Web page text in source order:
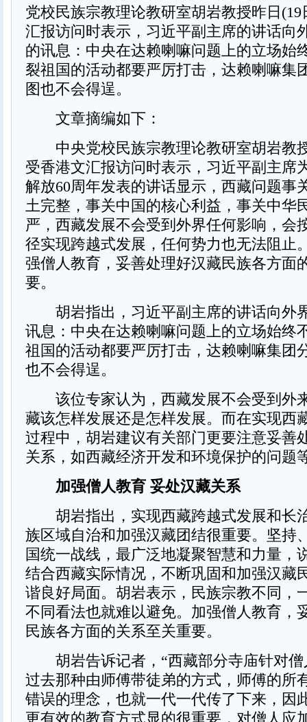
党校民族宗教理论教研室胡岩教授昨日
汇报访问时表示，习近平副主席的讲话向
的讯息：中央在达赖喇嘛问题上的立场始
裂祖国的活动都要严厉打击，达赖喇嘛集
图也不会得逞。
文章摘编如下：
中央党校民族宗教理论教研室胡岩教
受香港文汇报访问时表示，习近平副主席
解放60周年发表的讲话显示，西藏问题事
土完整，事关中国的核心利益，事关中华
严，西藏发展不会受到外界任何影响，会
径实现跨越式发展，任何势力也无法阻止
强僧人教育，妥善处理好汉藏民族各方面
要。
胡岩指出，习近平副主席的讲话向外
讯息：中央在达赖喇嘛问题上的立场始终
祖国的活动都要严厉打击，达赖喇嘛集团
也不会得逞。
该位专家认为，西藏发展不会受到外
藏该怎样发展还是怎样发展。而在实现西
过程中，胡岩建议有关部门更要注意妥善
关系，如西藏经济开发和环境保护的问题
加强僧人教育 妥处汉藏关系
胡岩指出，实现西藏跨越式发展和长
族区域自治和加强汉藏团结很重要。坚持
国统一战线，最广泛地凝聚智慧和力量，
结合西藏实际情况，不断巩固和加强汉藏
谐良好局面。胡岩表示，民族宗教不同，
不同看法也就难以避免。加强僧人教育，
民族各方面的关系至关重要。
胡岩告诉记者，“西藏部分寺庙针对僧
过去那种由师傅带徒弟的方式，师傅的所
错误的理念，也就一代一代传了下来，因
更有效的教育方式显的很重要，对僧人应